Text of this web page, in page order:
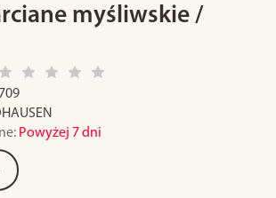
myśliwskie /
Powyżej 7 dni